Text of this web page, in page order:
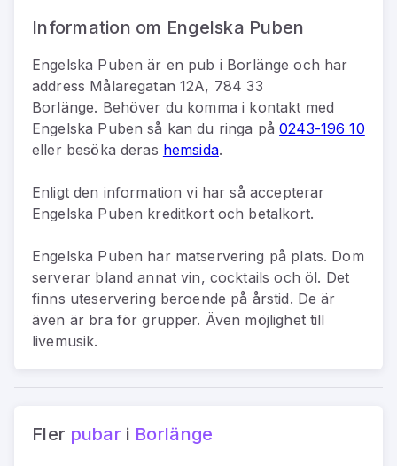
Information om Engelska Puben
Engelska Puben är en pub i Borlänge och har
address Målaregatan 12A, 784 33
Borlänge. Behöver du komma i kontakt med
Engelska Puben så kan du ringa på0243-196 10
eller besöka deras hemsida.
Enligt den information vi har så accepterar
Engelska Puben kreditkort och betalkort.
Engelska Puben har matservering på plats. Dom
serverar bland annat vin, cocktails och öl. Det
finns uteservering beroende på årstid. De är
även är bra för grupper. Även möjlighet till
livemusik.
Fler pubar i Borlänge